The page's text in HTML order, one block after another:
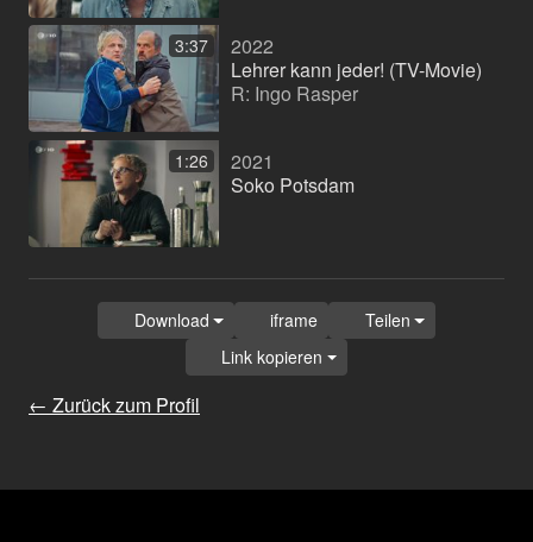
3:37
2022
Lehrer kann jeder! (TV-Movie)
R: Ingo Rasper
1:26
2021
Soko Potsdam
← Zurück zum Profil
Download iframe
Teilen
Link kopieren